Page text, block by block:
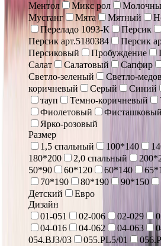
Ментол
Микс рол
Мустанг
Мята Мятный
Переладо 1093-К
Персик
Персик арт.5180384
Персик
Персиковый
Пробуждение
Салат
Салатовый Сапфир
Светло-зеленый
Светло-
коричневый
Серый Синий
тауп
Темно-коричневый
Фиолетовый
Фисташковый
Ярко-розовый
Размер
1,5 спальный
100*140
180*200
2,0 спальный
50*90
60*120 60*140
70*190
80*190 90*150
Детский
Евро
Дизайн
01-051
02-006 02-029
04-016
04-062 04-063
054.BJ3/03
055.PL5/01